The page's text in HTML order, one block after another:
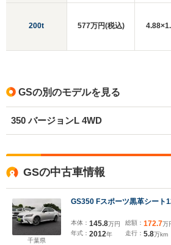
200t 577万円(税込)
GSの別のモデルを見る
350 バージョンL 4WD
GSの中古車情報
千葉県
GS350 Fスポーツ黒革シート
本体： 145.8万円
年式： 2012年
総額： 172.7万
走行： 5.8万km